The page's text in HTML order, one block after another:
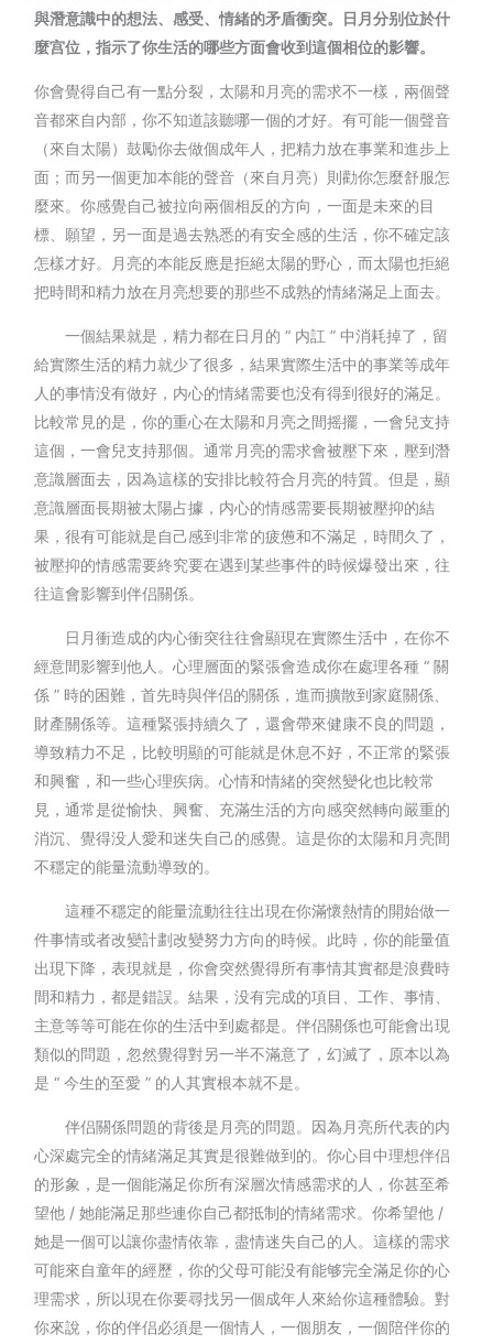
與潛意識中的想法、感受、情緒的矛盾衝突。日月分别位於什
麼宫位，指示了你生活的哪些方面會收到這個相位的影響。
你會覺得自己有一點分裂，太陽和月亮的需求不一樣，兩個聲
音都來自内部，你不知道該聽哪一個的才好。有可能一個聲音
（來自太陽）鼓勵你去做個成年人，把精力放在事業和進步上
面；而另一個更加本能的聲音（來自月亮）則勸你怎麼舒服怎
麼來。你感覺自己被拉向兩個相反的方向，一面是未來的目
標、願望，另一面是過去熟悉的有安全感的生活，你不確定該
怎樣才好。月亮的本能反應是拒絕太陽的野心，而太陽也拒絕
把時間和精力放在月亮想要的那些不成熟的情緒滿足上面去。
一個結果就是，精力都在日月的 “ 内訌 ” 中消耗掉了，留
給實際生活的精力就少了很多，結果實際生活中的事業等成年
人的事情没有做好，内心的情緒需要也没有得到很好的滿足。
比較常見的是，你的重心在太陽和月亮之間摇擺，一會兒支持
這個，一會兒支持那個。通常月亮的需求會被壓下來，壓到潛
意識層面去，因為這樣的安排比較符合月亮的特質。但是，顯
意識層面長期被太陽占據，内心的情感需要長期被壓抑的結
果，很有可能就是自己感到非常的疲憊和不滿足，時間久了，
被壓抑的情感需要終究要在遇到某些事件的時候爆發出來，往
往這會影響到伴侣關係。
日月衝造成的内心衝突往往會顯現在實際生活中，在你不
經意間影響到他人。心理層面的緊張會造成你在處理各種 “ 關
係 ” 時的困難，首先時與伴侣的關係，進而擴散到家庭關係、
財產關係等。這種緊張持續久了，還會帶來健康不良的問題，
導致精力不足，比較明顯的可能就是休息不好，不正常的緊張
和興奮，和一些心理疾病。心情和情緒的突然變化也比較常
見，通常是從愉快、興奮、充滿生活的方向感突然轉向嚴重的
消沉、覺得没人愛和迷失自己的感覺。這是你的太陽和月亮間
不穩定的能量流動導致的。
這種不穩定的能量流動往往出現在你滿懷熱情的開始做一
件事情或者改變計劃改變努力方向的時候。此時，你的能量值
出現下降，表現就是，你會突然覺得所有事情其實都是浪費時
間和精力，都是錯誤。結果，没有完成的項目、工作、事情、
主意等等可能在你的生活中到處都是。伴侣關係也可能會出現
類似的問題，忽然覺得對另一半不滿意了，幻滅了，原本以為
是 “ 今生的至愛 ” 的人其實根本就不是。
伴侣關係問題的背後是月亮的問題。因為月亮所代表的内
心深處完全的情緒滿足其實是很難做到的。你心目中理想伴侣
的形象，是一個能滿足你所有深層次情感需求的人，你甚至希
望他 / 她能滿足那些連你自己都抵制的情緒需求。你希望他 /
她是一個可以讓你盡情依靠，盡情迷失自己的人。這樣的需求
可能來自童年的經歷，你的父母可能没有能够完全滿足你的心
理需求，所以現在你要尋找另一個成年人來給你這種體驗。對
你來說，你的伴侣必須是一個情人，一個朋友，一個陪伴你的